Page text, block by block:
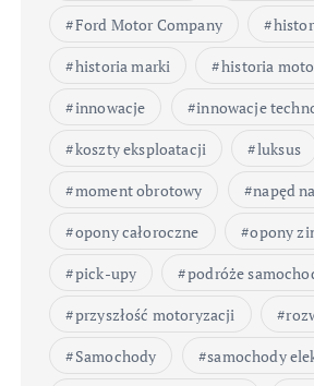
Ford Motor Company
historia marki
historia
innowacje
innowacje
koszty eksploatacji
luksus
moment obrotowy
napęd
opony całoroczne
opony
pick-upy
podróże
przyszłość motoryzacji
Samochody
samochody